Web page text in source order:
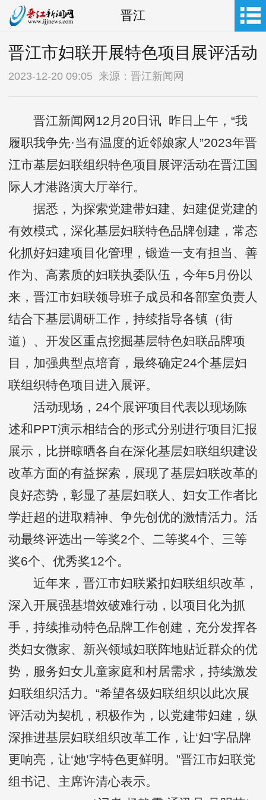
晋江
晋江市妇联开展特色项目展评活动
2023-12-20 09:05 来源：晋江新闻网
晋江新闻网12月20日讯 昨日上午，“我
履职我争先·当有温度的近邻娘家人”2023年晋
江市基层妇联组织特色项目展评活动在晋江国
际人才港路演大厅举行。
据悉，为探索党建带妇建、妇建促党建的
有效模式，深化基层妇联特色品牌创建，常态
化抓好妇建项目化管理，锻造一支有担当、善
作为、高素质的妇联执委队伍，今年5月份以
来，晋江市妇联领导班子成员和各部室负责人
结合下基层调研工作，持续指导各镇（街
道）、开发区重点挖掘基层特色妇联品牌项
目，加强典型点培育，最终确定24个基层妇
联组织特色项目进入展评。
活动现场，24个展评项目代表以现场陈
述和PPT演示相结合的形式分别进行项目汇报
展示，比拼晾晒各自在深化基层妇联组织建设
改革方面的有益探索，展现了基层妇联改革的
良好态势，彰显了基层妇联人、妇女工作者比
学赶超的进取精神、争先创优的激情活力。活
动最终评选出一等奖2个、二等奖4个、三等
奖6个、优秀奖12个。
近年来，晋江市妇联紧扣妇联组织改革，
深入开展强基增效破难行动，以项目化为抓
手，持续推动特色品牌工作创建，充分发挥各
类妇女微家、新兴领域妇联阵地贴近群众的优
势，服务妇女儿童家庭和村居需求，持续激发
妇联组织活力。“希望各级妇联组织以此次展
评活动为契机，积极作为，以党建带妇建，纵
深推进基层妇联组织改革工作，让‘妇’字品牌
更响亮，让‘她’字特色更鲜明。”晋江市妇联党
组书记、主席许清心表示。